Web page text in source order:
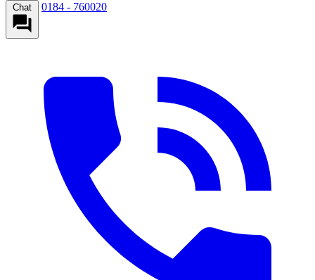
Chat 0184 - 760020